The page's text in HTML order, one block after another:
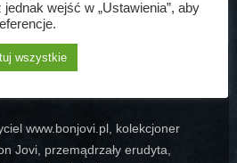
www.bonjovi.pl, kolekcjoner
Jovi, przemądrzały erudyta,
wejść w „Ustawienia”, aby
wszystkie